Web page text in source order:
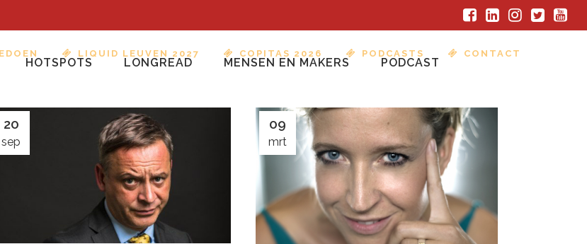
LIQUID LEUVEN 2027 COPITAS 2026 PODCASTS CONTACT
HOTSPOTS LONGREAD MENSEN EN MAKERS PODCAST
20
sep
09
mrt